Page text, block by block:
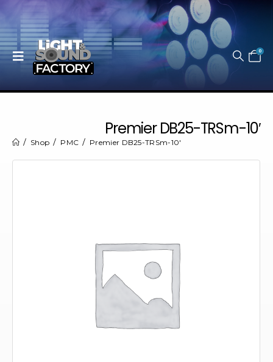
0
Premier DB25-TRSm-10′
Shop PMC Premier DB25-TRSm-10′